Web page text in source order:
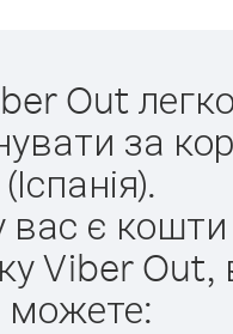
Out легко
за
(Іспанія).
вас є
Viber Out,
можете: